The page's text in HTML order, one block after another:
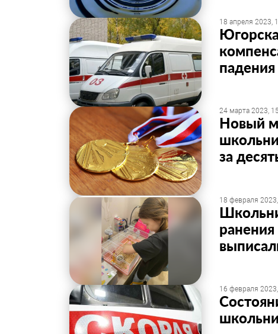
18 апреля 2023,
24 марта 2023,
Новый
за
18 февраля
16 февраля